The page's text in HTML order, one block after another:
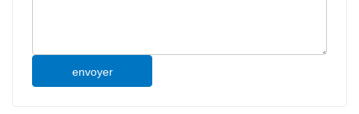
envoyer